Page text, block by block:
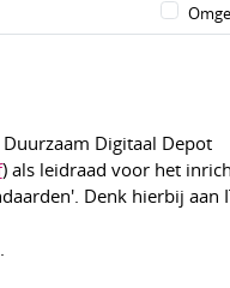
Duurzaam Digitaal Depot
) als leidraad voor het
Denk hierbij aan